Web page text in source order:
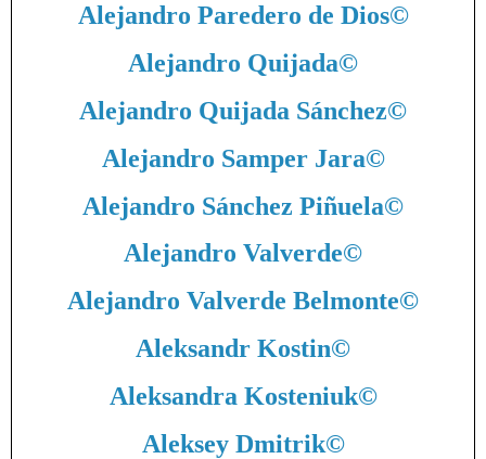
Alejandro Paredero de Dios©
Alejandro Quijada©
Alejandro Quijada Sánchez©
Alejandro Samper Jara©
Alejandro Sánchez Piñuela©
Alejandro Valverde©
Alejandro Valverde Belmonte©
Aleksandr Kostin©
Aleksandra Kosteniuk©
Aleksey Dmitrik©